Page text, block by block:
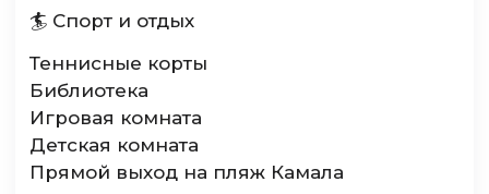
🏄 Спорт и отдых
Теннисные корты
Библиотека
Игровая комната
Детская комната
Прямой выход на пляж Камала